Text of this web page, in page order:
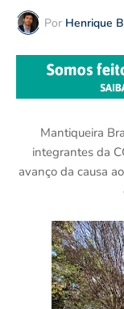
Por Henrique
Mantiqueira
integrantes da
avanço da causa